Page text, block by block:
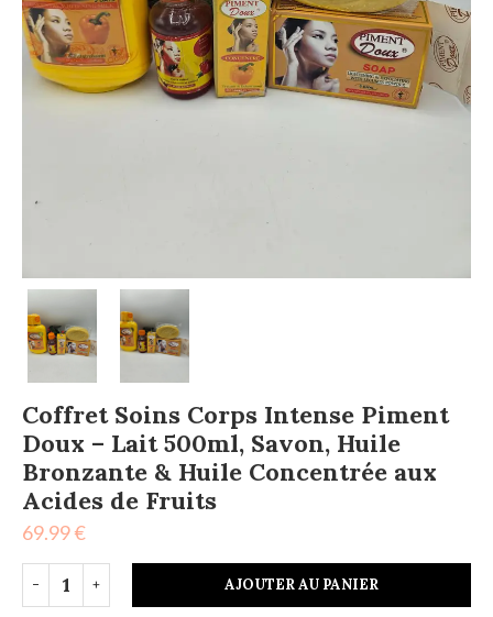
Coffret Soins Corps Intense Piment
Doux – Lait 500ml, Savon, Huile
Bronzante & Huile Concentrée aux
Acides de Fruits
69.99€
AJOUTER AU PANIER